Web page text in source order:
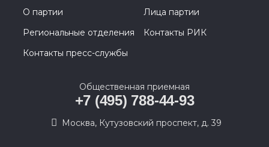
О партии
Лица партии
Региональные отделения
Контакты РИК
Контакты пресс-службы
Общественная приемная
+7 (495) 788-44-93
Москва, Кутузовский проспект, д. 39